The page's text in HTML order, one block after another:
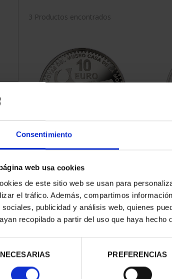
Consentimiento
web usa cookies
de este sitio web se usan para
el tráfico. Además, compartimos
sociales, publicidad y análisis web, quienes
recopilado a partir del uso que haya hecho
NECESARIAS PREFERENCIAS
3 Productos encontrados
JOYAS MUSEO CASA
140,00 €
ORDENAR POR: